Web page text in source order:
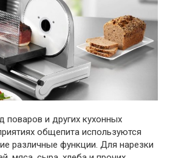
поваров и других кухонных
общепита используются
различные функции. Для нарезки